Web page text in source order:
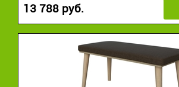
13 788 руб.